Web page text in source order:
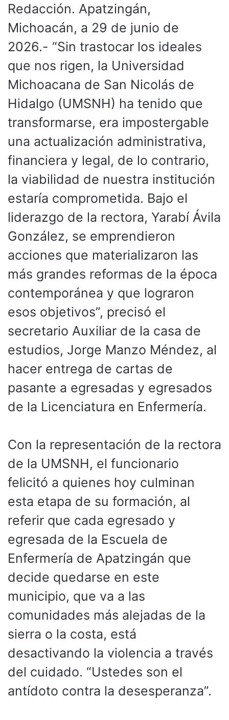
Redacción. Apatzingán,
Michoacán, a 29 de junio de
2026.- “Sin trastocar los ideales
que nos rigen, la Universidad
Michoacana de San Nicolás de
Hidalgo (UMSNH) ha tenido que
transformarse, era impostergable
una actualización administrativa,
financiera y legal, de lo contrario,
la viabilidad de nuestra institución
estaría comprometida. Bajo el
liderazgo de la rectora, Yarabí Ávila
González, se emprendieron
acciones que materializaron las
más grandes reformas de la época
contemporánea y que lograron
esos objetivos”, precisó el
secretario Auxiliar de la casa de
estudios, Jorge Manzo Méndez, al
hacer entrega de cartas de
pasante a egresadas y egresados
de la Licenciatura en Enfermería.
Con la representación de la rectora
de la UMSNH, el funcionario
felicitó a quienes hoy culminan
esta etapa de su formación, al
referir que cada egresado y
egresada de la Escuela de
Enfermería de Apatzingán que
decide quedarse en este
municipio, que va a las
comunidades más alejadas de la
sierra o la costa, está
desactivando la violencia a través
del cuidado. “Ustedes son el
antídoto contra la desesperanza”.